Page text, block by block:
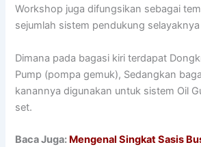
Workshop juga difungsikan sebagai
sejumlah sistem pendukung
Dimana pada bagasi kiri terdapat
Pump (pompa gemuk), Sedangkan
kanannya digunakan untuk sistem Oil
set.
Baca Juga: Mengenal Singkat Sasis